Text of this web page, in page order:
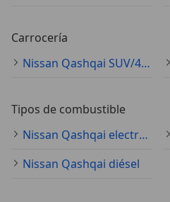
Carrocería
Nissan Qashqai SUV/4x4/pickup
Tipos de combustible
Nissan Qashqai electro/gasolina
Nissan Qashqai diésel